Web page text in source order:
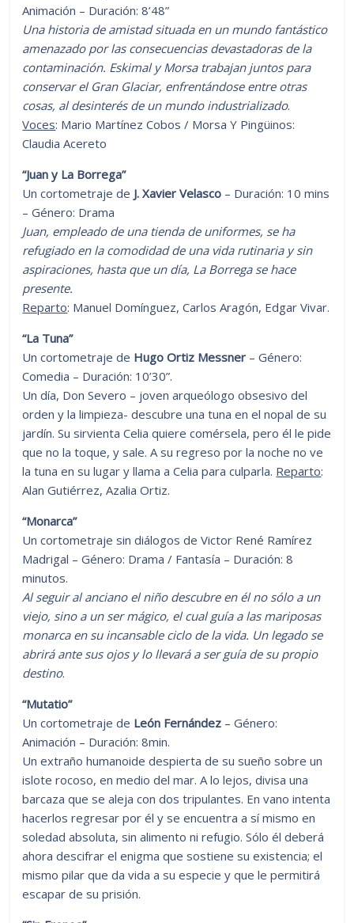
Animación – Duración: 8’48”
Una historia de amistad situada en un mundo fantástico
amenazado por las consecuencias devastadoras de la
contaminación. Eskimal y Morsa trabajan juntos para
conservar el Gran Glaciar, enfrentándose entre otras
cosas, al desinterés de un mundo industrializado.
Voces: Mario Martínez Cobos / Morsa Y Pingüinos:
Claudia Acereto
“Juan y La Borrega”
Un cortometraje de J. Xavier Velasco – Duración: 10 mins
– Género: Drama
Juan, empleado de una tienda de uniformes, se ha
refugiado en la comodidad de una vida rutinaria y sin
aspiraciones, hasta que un día, La Borrega se hace
presente.
Reparto: Manuel Domínguez, Carlos Aragón, Edgar Vivar.
“La Tuna”
Un cortometraje de Hugo Ortiz Messner – Género:
Comedia – Duración: 10’30”.
Un día, Don Severo – joven arqueólogo obsesivo del
orden y la limpieza- descubre una tuna en el nopal de su
jardín. Su sirvienta Celia quiere comérsela, pero él le pide
que no la toque, y sale. A su regreso por la noche no ve
la tuna en su lugar y llama a Celia para culparla. Reparto:
Alan Gutiérrez, Azalia Ortiz.
“Monarca”
Un cortometraje sin diálogos de Victor René Ramírez
Madrigal – Género: Drama / Fantasía – Duración: 8
minutos.
Al seguir al anciano el niño descubre en él no sólo a un
viejo, sino a un ser mágico, el cual guía a las mariposas
monarca en su incansable ciclo de la vida. Un legado se
abrirá ante sus ojos y lo llevará a ser guía de su propio
destino.
“Mutatio”
Un cortometraje de León Fernández – Género:
Animación – Duración: 8min.
Un extraño humanoide despierta de su sueño sobre un
islote rocoso, en medio del mar. A lo lejos, divisa una
barcaza que se aleja con dos tripulantes. En vano intenta
hacerlos regresar por él y se encuentra a sí mismo en
soledad absoluta, sin alimento ni refugio. Sólo él deberá
ahora descifrar el enigma que sostiene su existencia; el
mismo pilar que da vida a su especie y que le permitirá
escapar de su prisión.